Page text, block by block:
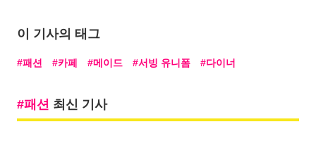
이 기사의 태그
패션 카페 메이드 서빙 유니폼 다이너
패션 최신 기사